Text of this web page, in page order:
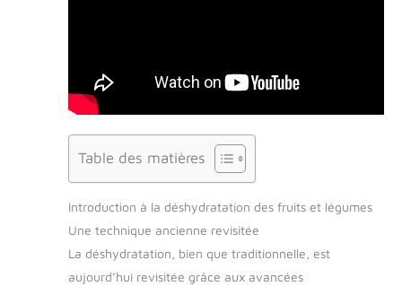
Table des matières
Introduction à la déshydratation des fruits et légumes
Une technique ancienne revisitée
La déshydratation, bien que traditionnelle, est
aujourd’hui revisitée grâce aux avancées